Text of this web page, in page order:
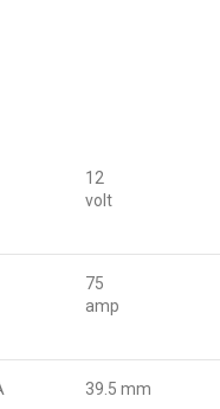
12
volt
75
amp
39.5 mm